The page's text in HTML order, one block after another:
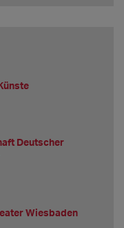
Deutscher
Wiesbaden